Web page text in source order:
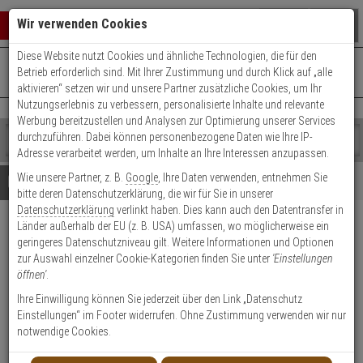
Warenkorb schließen
0 ARTIKEL IM WARENKORB
Ihr Warenkorb ist momentan leer.
Ergebnisse ()
Fertig
Shop
durchsuchen
Bitte
geben
Sie
mindestens
Zeichen
ein,
um
Suche
Es
wurde
noch
Kategorien
Suche
gestartet
+49 (0)821 899 493-0Mo. - Do.: 8:00 - 16:30 | Fr.: 8:00 - 14:00 Uhr
Kontaktservice nutzen
Details Beratung
IKON Befestigungsschrauben
1438, ABM=80, 10 Stück
Produktmerkmale
Datenblatt drucken
Wir verwenden Cookies
Diese Website nutzt Cookies und ähnliche Technologien, die für den
Betrieb erforderlich sind. Mit Ihrer Zustimmung und durch Klick auf „alle
aktivieren“ setzen wir und unsere Partner zusätzliche Cookies, um Ihr
Nutzungserlebnis zu verbessern, personalisierte Inhalte und relevante
Werbung bereitzustellen und Analysen zur Optimierung unserer Services
durchzuführen. Dabei können personenbezogene Daten wie Ihre IP-
Adresse verarbeitet werden, um Inhalte an Ihre Interessen anzupassen.
Wie unsere Partner, z. B. Google , Ihre Daten verwenden, entnehmen Sie
bitte deren Datenschutzerklärung, die wir für Sie in unserer
Datenschutzerklärung verlinkt haben. Dies kann auch den Datentransfer in
Länder außerhalb der EU (z. B. USA) umfassen, wo möglicherweise ein
geringeres Datenschutzniveau gilt. Weitere Informationen und Optionen
zur Auswahl einzelner Cookie-Kategorien finden Sie unter 'Einstellungen
öffnen'.
Ihre Einwilligung können Sie jederzeit über den Link „Datenschutz
Einstellungen“ im Footer widerrufen. Ohne Zustimmung verwenden wir nur
notwendige Cookies.